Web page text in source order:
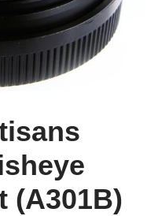
(A301B)